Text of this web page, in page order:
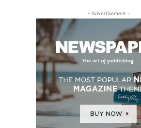
- Advertisement -